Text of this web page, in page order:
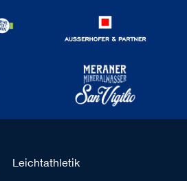
Leichtathletik